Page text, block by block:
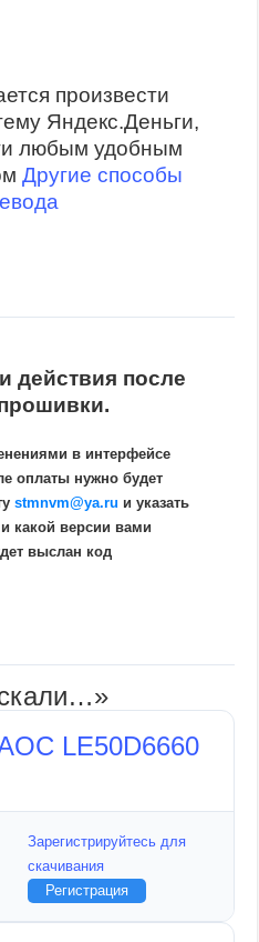
произвести
Яндекс.Деньги,
любым удобным
Другие способы
действия после
в интерфейсе
оплаты нужно будет
stmnvm@ya.ru и указать
какой версии вами
выслан код
LE50D6660
Зарегистрируйтесь для
скачивания
Регистрация